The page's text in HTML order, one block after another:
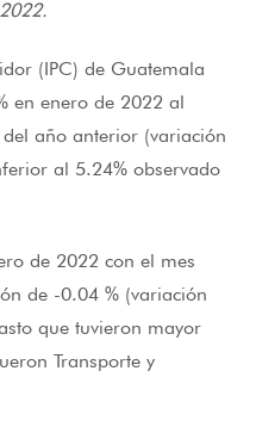
(IPC) de Guatemala
en enero de 2022 al
año anterior (variación
al 5.24% observado
de 2022 con el mes
de -0.04 % (variación
que tuvieron mayor
Transporte y